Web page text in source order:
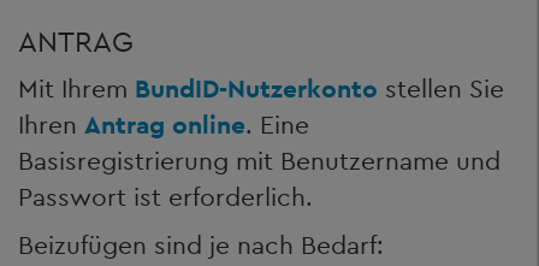
ANTRAG
Mit Ihrem BundID-Nutzerkonto stellen Sie
Ihren Antrag online. Eine
Basisregistrierung mit Benutzername und
Passwort ist erforderlich.
Beizufügen sind je nach Bedarf: